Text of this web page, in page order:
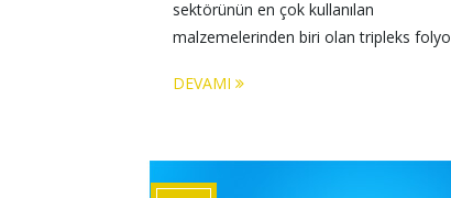
sektörünün en çok kullanılan
malzemelerinden biri olan tripleks folyo
DEVAMI